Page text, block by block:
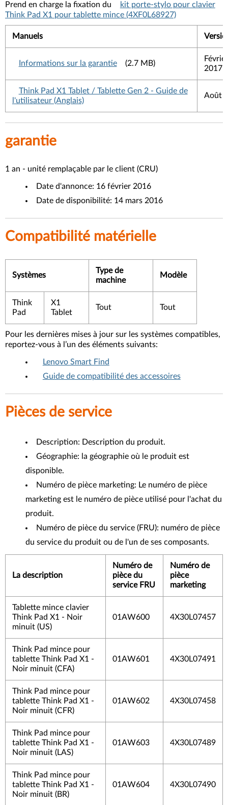
Prend en charge la fixation du
kit porte-stylo pour clavier
Think Pad X1 pour tablette mince (4XF0L68927)
Manuels
Informations sur la garantie (2.7 MB)
Février
2017
Think Pad X1 Tablet / Tablette Gen 2 - Guide de
l'utilisateur (Anglais)
Août
garantie
1 an - unité remplaçable par le client (CRU)
Date d'annonce: 16 février 2016
Date de disponibilité: 14 mars 2016
Compatibilité matérielle
Systèmes
Type de
machine
Modèle
Think
Pad
X1
Tablet
Tout Tout
Pour les dernières mises à jour sur les systèmes compatibles,
reportez-vous à l’un des éléments suivants:
Lenovo Smart Find
Guide de compatibilité des accessoires
Pièces de service
Description: Description du produit.
Géographie: la géographie où le produit est
disponible.
Numéro de pièce marketing: Le numéro de pièce
marketing est le numéro de pièce utilisé pour l'achat du
produit.
Numéro de pièce du service (FRU): numéro de pièce
du service du produit ou de l'un de ses composants.
La description
Numéro de
pièce du
service FRU
Numéro de
pièce
marketing
Tablette mince clavier
Think Pad X1 - Noir
minuit (US)
01AW600 4X30L07457
Think Pad mince pour
tablette Think Pad X1 -
Noir minuit (CFA)
01AW601 4X30L07491
Think Pad mince pour
tablette Think Pad X1 -
Noir minuit (CFR)
01AW602 4X30L07458
Think Pad mince pour
tablette Think Pad X1 -
Noir minuit (LAS)
01AW603 4X30L07489
Think Pad mince pour
tablette Think Pad X1 -
Noir minuit (BR)
01AW604 4X30L07490